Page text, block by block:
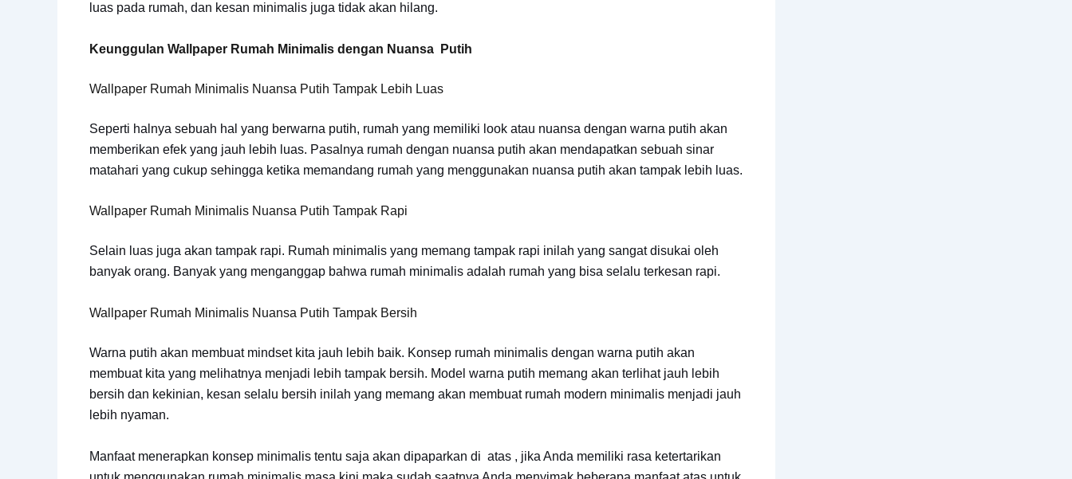
luas pada rumah, dan kesan minimalis juga tidak akan hilang.
Keunggulan Wallpaper Rumah Minimalis dengan Nuansa Putih
Wallpaper Rumah Minimalis Nuansa Putih Tampak Lebih Luas
Seperti halnya sebuah hal yang berwarna putih, rumah yang memiliki look atau nuansa dengan warna putih akan
memberikan efek yang jauh lebih luas. Pasalnya rumah dengan nuansa putih akan mendapatkan sebuah sinar
matahari yang cukup sehingga ketika memandang rumah yang menggunakan nuansa putih akan tampak lebih luas.
Wallpaper Rumah Minimalis Nuansa Putih Tampak Rapi
Selain luas juga akan tampak rapi. Rumah minimalis yang memang tampak rapi inilah yang sangat disukai oleh
banyak orang. Banyak yang menganggap bahwa rumah minimalis adalah rumah yang bisa selalu terkesan rapi.
Wallpaper Rumah Minimalis Nuansa Putih Tampak Bersih
Warna putih akan membuat mindset kita jauh lebih baik. Konsep rumah minimalis dengan warna putih akan
membuat kita yang melihatnya menjadi lebih tampak bersih. Model warna putih memang akan terlihat jauh lebih
bersih dan kekinian, kesan selalu bersih inilah yang memang akan membuat rumah modern minimalis menjadi jauh
lebih nyaman.
Manfaat menerapkan konsep minimalis tentu saja akan dipaparkan di atas , jika Anda memiliki rasa ketertarikan